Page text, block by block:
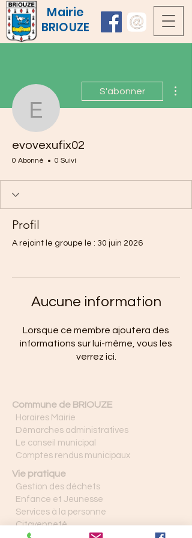
Mairie
BRIOUZE
evovexufix02
S'abonner
evovexufix02
0 Abonné 0 Suivi
Profil
A rejoint le groupe le : 30 juin 2026
Aucune information
Lorsque ce membre ajoutera des
informations sur lui-même, vous les
verrez ici.
Commune de BRIOUZE
Horaires Mairie
Démarches administratives
Le conseil municipal
Comptes rendus municipaux
Vie pratique
Gestion des déchets
Enfance et Jeunesse
Services à la personne
Citoyenneté